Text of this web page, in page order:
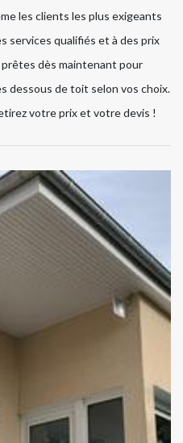
les clients les plus exigeants
services qualifiés et à des prix
dès maintenant pour
dessous de toit selon vos choix.
votre prix et votre devis !